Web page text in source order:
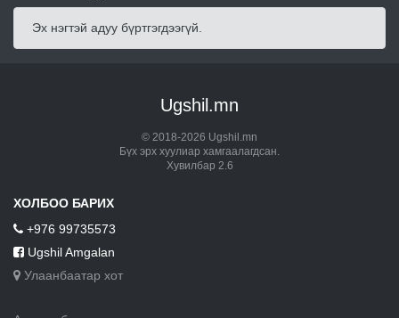
Эх нэгтэй адуу бүртгэгдээгүй.
Ugshil.mn
© 2018-2026 Ugshil.mn
Бүх эрх хуулиар хамгаалагдсан.
Хувилбар 2.6
ХОЛБОО БАРИХ
+976 99735573
Ugshil Amgalan
Улаанбаатар хот